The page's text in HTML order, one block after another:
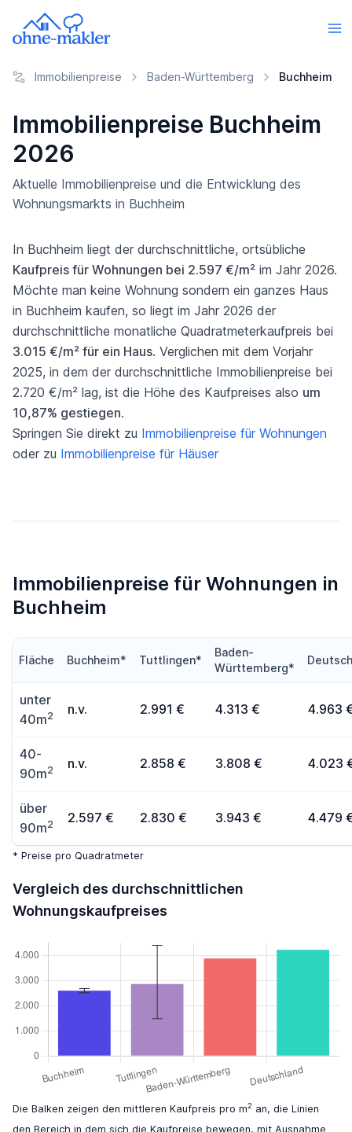
Immobilienpreise Baden-Württemberg Buchheim
Immobilienpreise Buchheim
2026
Aktuelle Immobilienpreise und die Entwicklung des
Wohnungsmarkts in Buchheim
In Buchheim liegt der durchschnittliche, ortsübliche
Kaufpreis für Wohnungen bei 2.597 €/m² im Jahr 2026.
Möchte man keine Wohnung sondern ein ganzes Haus
in Buchheim kaufen, so liegt im Jahr 2026 der
durchschnittliche monatliche Quadratmeterkaufpreis bei
3.015 €/m² für ein Haus. Verglichen mit dem Vorjahr
2025, in dem der durchschnittliche Immobilienpreise bei
2.720 €/m² lag, ist die Höhe des Kaufpreises also um
10,87% gestiegen.
Springen Sie direkt zu Immobilienpreise für Wohnungen
oder zu Immobilienpreise für Häuser
Immobilienpreise für Wohnungen in
Buchheim
Fläche Buchheim* Tuttlingen*
Baden-
Württemberg*
unter
40m2 n.v. 2.991 € 4.313 € 4.963
40-
90m2 n.v. 2.858 € 3.808 € 4.023
über
90m2 2.597 € 2.830 € 3.943 € 4.479
* Preise pro Quadratmeter
Vergleich des durchschnittlichen
Wohnungskaufpreises
Die Balken zeigen den mittleren Kaufpreis pro m2 an, die Linien
den Bereich in dem sich die Kaufpreise bewegen, mit Ausnahme